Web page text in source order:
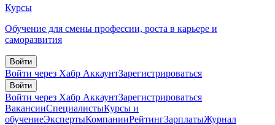
Курсы
Обучение для смены профессии, роста в карьере и
саморазвития
Войти
Войти через Хабр АккаунтЗарегистрироваться
Войти
Войти через Хабр АккаунтЗарегистрироваться
ВакансииСпециалистыКурсы и
обучениеЭкспертыКомпанииРейтингЗарплатыЖурнал